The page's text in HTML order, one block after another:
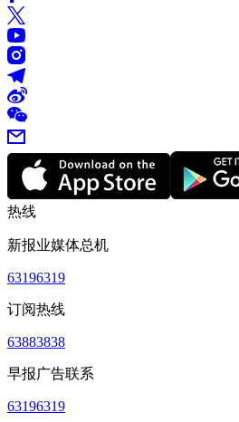
热线
新报业媒体总机
63196319
订阅热线
63883838
早报广告联系
63196319